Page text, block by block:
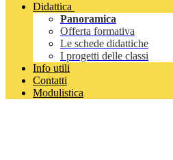
Didattica
Panoramica
Offerta formativa
Le schede didattiche
I progetti delle classi
Info utili
Contatti
Modulistica